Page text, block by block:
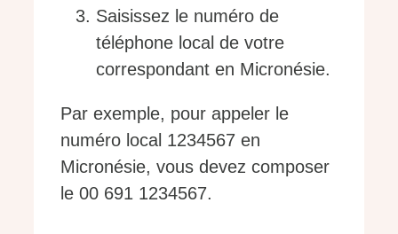
Saisissez le numéro de
téléphone local de votre
correspondant en Micronésie.
Par exemple, pour appeler le
numéro local 1234567 en
Micronésie, vous devez composer
le 00 691 1234567.